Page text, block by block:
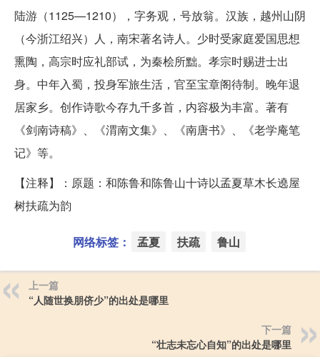
陆游（1125—1210），字务观，号放翁。汉族，越州山阴
（今浙江绍兴）人，南宋著名诗人。少时受家庭爱国思想
熏陶，高宗时应礼部试，为秦桧所黜。孝宗时赐进士出
身。中年入蜀，投身军旅生活，官至宝章阁待制。晚年退
居家乡。创作诗歌今存九千多首，内容极为丰富。著有
《剑南诗稿》、《渭南文集》、《南唐书》、《老学庵笔
记》等。
【注释】：原题：和陈鲁和陈鲁山十诗以孟夏草木长遶屋
树扶疏为韵
网络标签： 孟夏 扶疏 鲁山
上一篇
“人随世换朋侪少”的出处是哪里
下一篇
“壮志未忘心自知”的出处是哪里